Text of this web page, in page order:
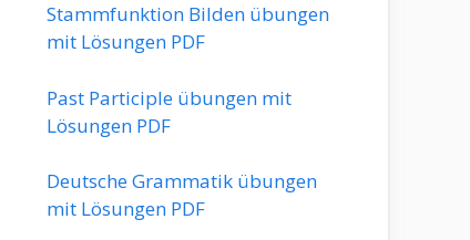
Stammfunktion Bilden übungen
mit Lösungen PDF
Past Participle übungen mit
Lösungen PDF
Deutsche Grammatik übungen
mit Lösungen PDF